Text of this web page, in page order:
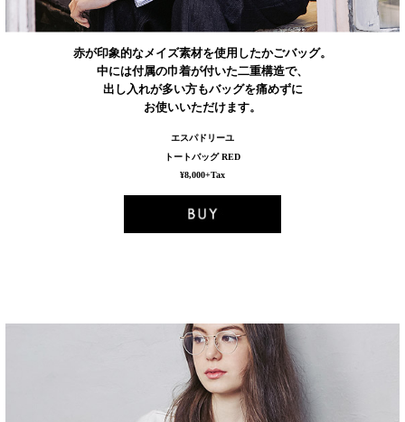
赤が印象的なメイズ素材を使用したかごバッグ。
中には付属の巾着が付いた二重構造で、
出し入れが多い方もバッグを痛めずに
お使いいただけます。
エスパドリーユ
トートバッグ RED
¥8,000+Tax